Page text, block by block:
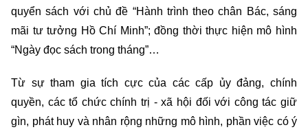
quyển sách với chủ đề “Hành trình theo chân Bác, sáng
mãi tư tưởng Hồ Chí Minh”; đồng thời thực hiện mô hình
“Ngày đọc sách trong tháng”…
Từ sự tham gia tích cực của các cấp ủy đảng, chính
quyền, các tổ chức chính trị - xã hội đối với công tác giữ
gìn, phát huy và nhân rộng những mô hình, phần việc có ý